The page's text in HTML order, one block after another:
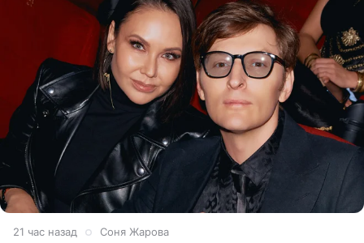
21 час назад Соня Жарова